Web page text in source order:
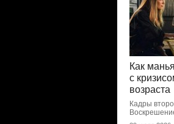
Как
с
возраста
Кадры